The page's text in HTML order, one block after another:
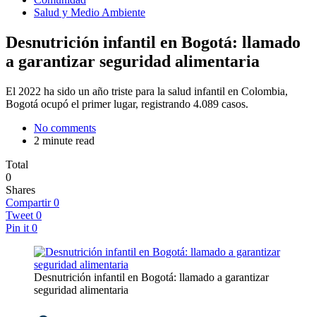
Salud y Medio Ambiente
Desnutrición infantil en Bogotá: llamado
a garantizar seguridad alimentaria
El 2022 ha sido un año triste para la salud infantil en Colombia,
Bogotá ocupó el primer lugar, registrando 4.089 casos.
No comments
2 minute read
Total
0
Shares
Compartir 0
Tweet 0
Pin it 0
Desnutrición infantil en Bogotá: llamado a garantizar
seguridad alimentaria